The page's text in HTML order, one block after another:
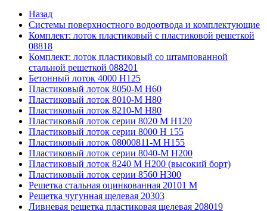
Назад
Системы поверхностного водоотвода и комплектующие
Комплект: лоток пластиковый с пластиковой решеткой
08818
Комплект: лоток пластиковый со штампованной
стальной решеткой 088201
Бетонный лоток 4000 Н125
Пластиковый лоток 8050-М H60
Пластиковый лоток 8010-М H80
Пластиковый лоток 8210-М H80
Пластиковый лоток серии 8020 М H120
Пластиковый лоток серии 8000 Н 155
Пластиковый лоток 08000811-М H155
Пластиковый лоток серии 8040-М H200
Пластиковый лоток 8240 M H200 (высокий борт)
Пластиковый лоток серии 8560 Н300
Решетка стальная оцинкованная 20101 М
Решетка чугунная щелевая 20303
Ливневая решетка пластиковая щелевая 208019